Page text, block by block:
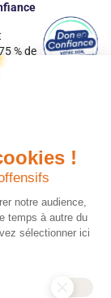
!
notre audience,
temps à autre du
sélectionner ici
% de
en
de